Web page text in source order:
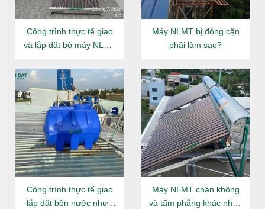
4. Dịch vụ và hậu mãi
Nhà phân phối Tiến Đạt với hệ thống phân phối hàng đầu,
uy tín - chuyên nghiệp tại TP. Hồ Chí Minh, Bình Dương,
Đồng Nai, Long An, Tây Ninh... và các tỉnh lân cận. Chúng tôi
luôn mang lại nhiều giá trị nhất, lợi ích cho quý khách hàng
khi mua và sử dụng sản phẩm của công ty chúng tôi, như
giao hàng nhanh chóng, hàng đúng chất lượng, an toàn
tuyệt đối, giá khuyến mãi và ưu đãi công trình công nghiệp.
Công trình thực tế giao
và lắp đặt bộ máy NLMT
Đông Hưng Thuận
Máy NLMT bị đóng cặn
phải làm sao?
Công trình thực tế giao
lắp đặt bồn nước nhựa
Máy NLMT chân không
và tấm phẳng khác nhau